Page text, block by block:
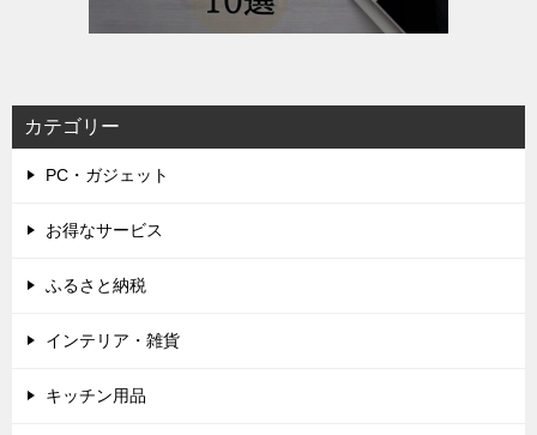
カテゴリー
PC・ガジェット
お得なサービス
ふるさと納税
インテリア・雑貨
キッチン用品